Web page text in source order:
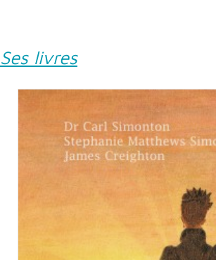
Ses livres